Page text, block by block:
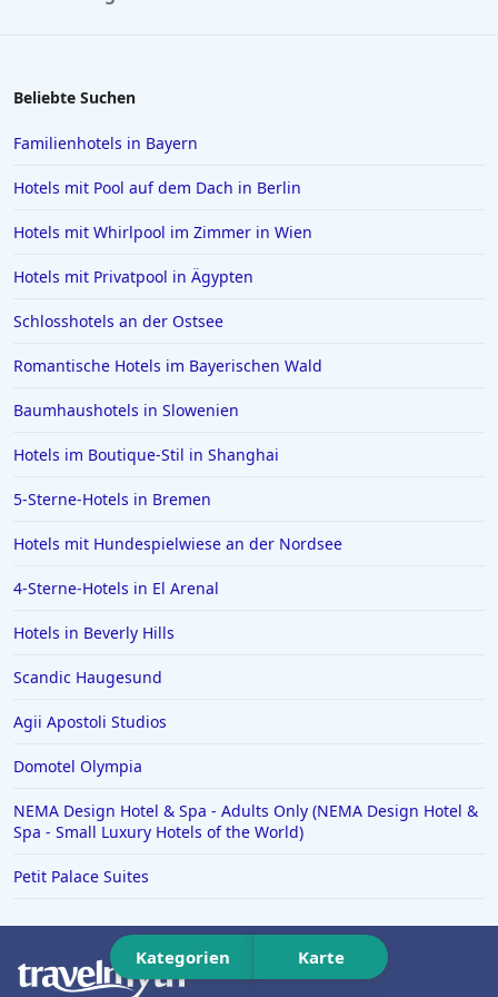
Hotels in Kiel
Hotels in Lissabon
Hotels in Madrid
Hotels in Wyk auf Föhr
Hotels in Bad Bramstedt
Hotels in Iserlohn
Hotels in Norden
Kategorien Karte
Beliebte Suchen
Familienhotels in Bayern
Hotels mit Pool auf dem Dach in Berlin
Hotels mit Whirlpool im Zimmer in Wien
Hotels mit Privatpool in Ägypten
Schlosshotels an der Ostsee
Romantische Hotels im Bayerischen Wald
Baumhaushotels in Slowenien
Hotels im Boutique-Stil in Shanghai
5-Sterne-Hotels in Bremen
Hotels mit Hundespielwiese an der Nordsee
4-Sterne-Hotels in El Arenal
Hotels in Beverly Hills
Scandic Haugesund
Agii Apostoli Studios
Domotel Olympia
NEMA Design Hotel & Spa - Adults Only (NEMA Design Hotel &
Spa - Small Luxury Hotels of the World)
Petit Palace Suites